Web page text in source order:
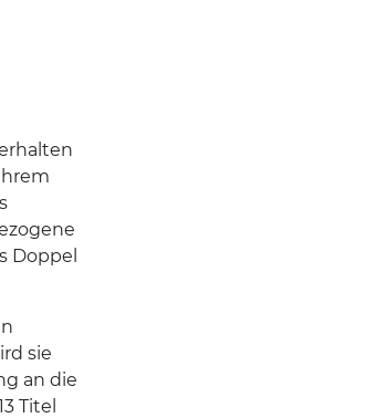
Doppel
sie
an die
Titel